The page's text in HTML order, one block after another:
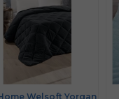
Welsoft Yorgan